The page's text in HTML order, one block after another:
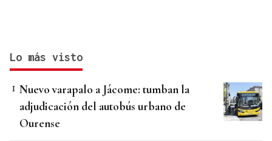
Lo más visto
Nuevo varapalo a Jácome: tumban la
adjudicación del autobús urbano de
Ourense